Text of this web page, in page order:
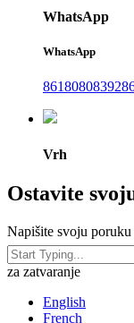
WhatsApp
WhatsApp
Vrh
Ostavite
Napišite svoju
za zatvaranje
English
French